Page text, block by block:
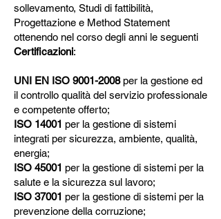
sollevamento, Studi di fattibilità,
Progettazione e Method Statement
ottenendo nel corso degli anni le seguenti
Certificazioni:
UNI EN ISO 9001-2008 per la gestione ed
il controllo qualità del servizio professionale
e competente offerto;
ISO 14001 per la gestione di sistemi
integrati per sicurezza, ambiente, qualità,
energia;
ISO 45001 per la gestione di sistemi per la
salute e la sicurezza sul lavoro;
ISO 37001 per la gestione di sistemi per la
prevenzione della corruzione;